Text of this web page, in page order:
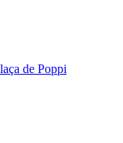
de Poppi